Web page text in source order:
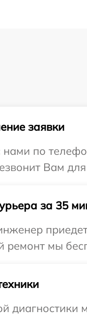
заявки
по
Вам
за 35
ремонт мы
диагностики